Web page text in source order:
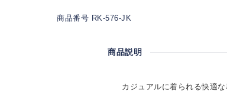
商品番号 RK-576-JK
商品説明
カジュアルに着られる快適